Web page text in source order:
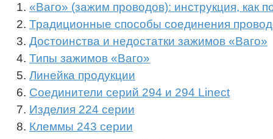
«Ваго» (зажим проводов): инструкция, как
Традиционные способы соединения
Достоинства и недостатки зажимов «Ваго»
Типы зажимов «Ваго»
Линейка продукции
Соединители серий 294 и 294 Linect
Изделия 224 серии
Клеммы 243 серии